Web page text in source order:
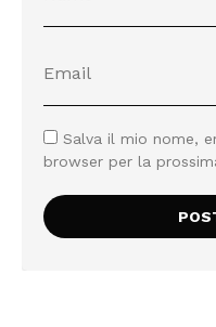
Salva il mio nome,
browser per la